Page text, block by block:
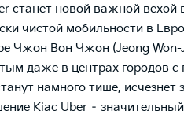
станет новой важной вехой
чистой мобильности в
Чжон Вон Чжон (Jeong Won-
даже в центрах городов
намного тише,
Kiaс Uber –